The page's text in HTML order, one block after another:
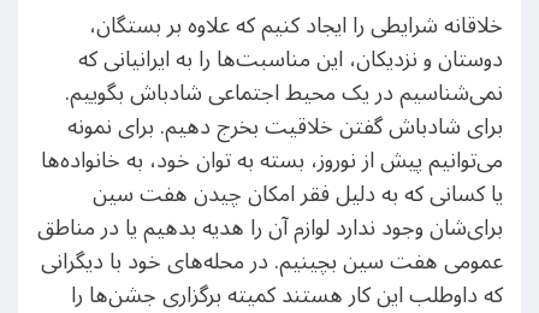
خلاقانه شرایطی را ایجاد کنیم که علاوه بر بستگان،
دوستان و نزدیکان، این مناسبت‌ها را به ایرانیانی که
نمی‌شناسیم در یک محیط اجتماعی شادباش بگوییم.
برای شادباش گفتن خلاقیت بخرج دهیم. برای نمونه
می‌توانیم پیش از نوروز، بسته به توان خود، به خانواده‌ها
یا کسانی که به دلیل فقر امکان چیدن هفت سین
برای‌شان وجود ندارد لوازم آن را هدیه بدهیم یا در مناطق
عمومی هفت سین بچینیم. در محله‌های خود با دیگرانی
که داوطلب این کار هستند کمیته برگزاری جشن‌ها را